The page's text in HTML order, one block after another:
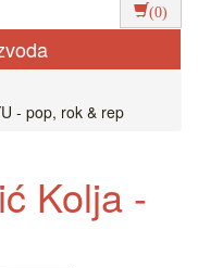
(0)
- pop, rok & rep
Kolja -